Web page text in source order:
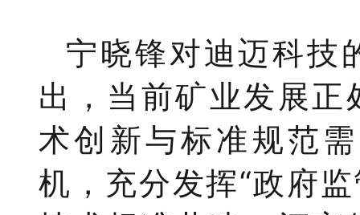
宁晓锋对迪迈科技
出，当前矿业发展
术创新与标准规范
机，充分发挥“政府